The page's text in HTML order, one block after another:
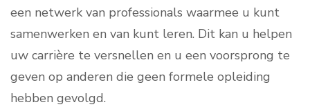
een netwerk van professionals waarmee u kunt
samenwerken en van kunt leren. Dit kan u helpen
uw carrière te versnellen en u een voorsprong te
geven op anderen die geen formele opleiding
hebben gevolgd.